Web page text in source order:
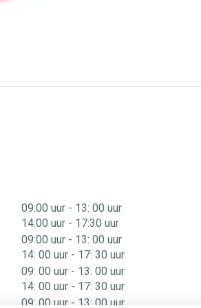
09:00 uur tot
- 13: 00 uur
14:00 uur tot
- 17:30 uur
09:00 uur tot
- 13: 00 uur
14: 00 uur tot
- 17: 30 uur
09: 00 uur tot
- 13: 00 uur
14: 00 uur tot
- 17: 30 uur
09: 00 uur tot
- 13: 00 uur